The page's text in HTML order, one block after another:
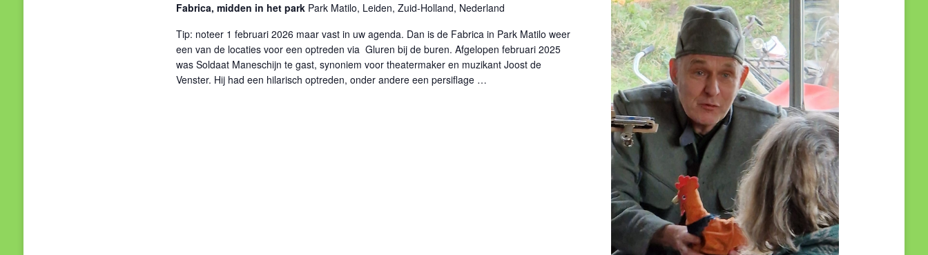
Fabrica, midden in het park Park Matilo, Leiden, Zuid-Holland, Nederland
Tip: noteer 1 februari 2026 maar vast in uw agenda. Dan is de Fabrica in Park Matilo weer
een van de locaties voor een optreden via Gluren bij de buren. Afgelopen februari 2025
was Soldaat Maneschijn te gast, synoniem voor theatermaker en muzikant Joost de
Venster. Hij had een hilarisch optreden, onder andere een persiflage …